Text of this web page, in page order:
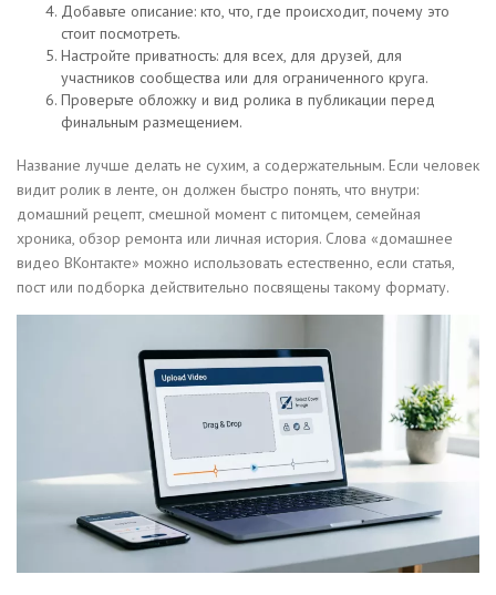
Добавьте описание: кто, что, где происходит, почему это
стоит посмотреть.
Настройте приватность: для всех, для друзей, для
участников сообщества или для ограниченного круга.
Проверьте обложку и вид ролика в публикации перед
финальным размещением.
Название лучше делать не сухим, а содержательным. Если человек
видит ролик в ленте, он должен быстро понять, что внутри:
домашний рецепт, смешной момент с питомцем, семейная
хроника, обзор ремонта или личная история. Слова «домашнее
видео ВКонтакте» можно использовать естественно, если статья,
пост или подборка действительно посвящены такому формату.